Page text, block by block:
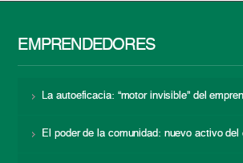
EMPRENDEDORES
La autoeficacia: “motor invisible” del
El poder de la comunidad: nuevo activo del